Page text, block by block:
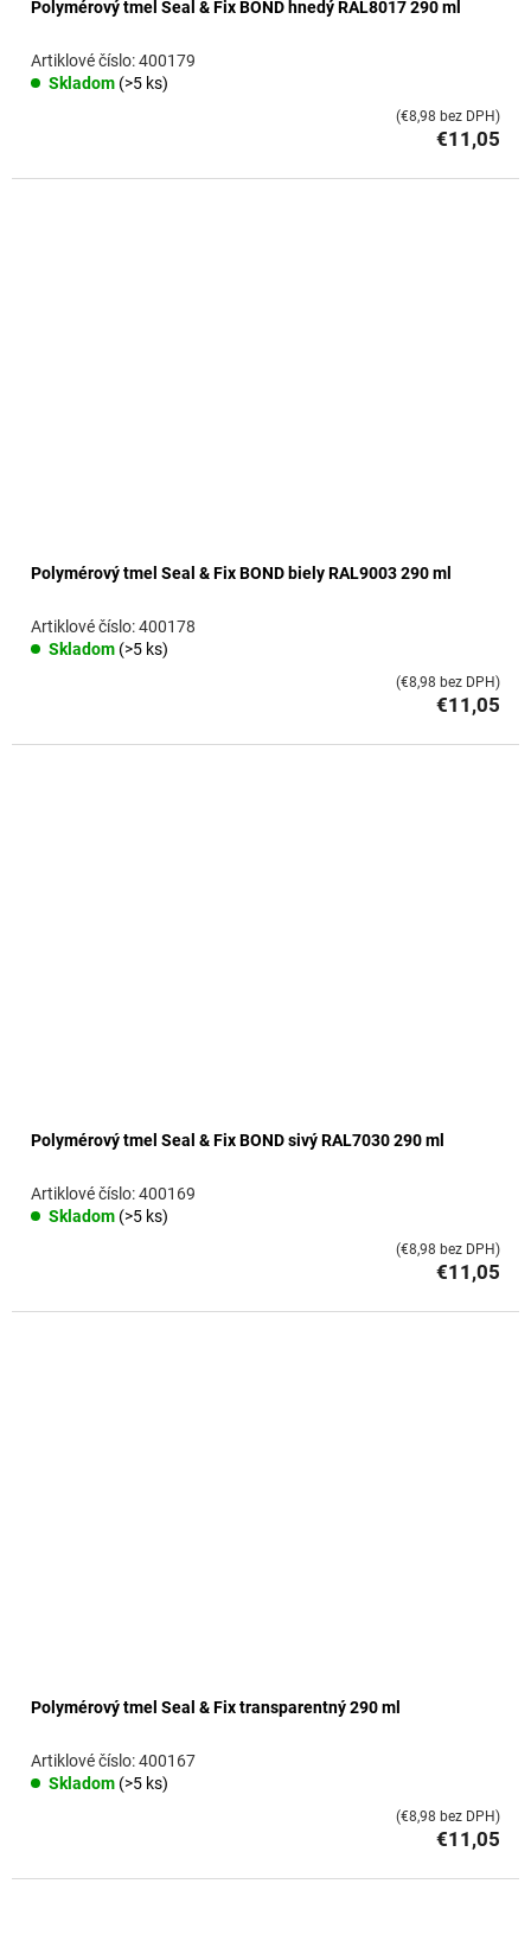
Polymérový tmel Seal & Fix BOND hnedý RAL8017 290 ml
Skladom (>5 ks)
400179
€11,05
(€8,98 bez DPH)
Polymérový tmel Seal & Fix BOND biely RAL9003 290 ml
Skladom (>5 ks)
400178
€11,05
(€8,98 bez DPH)
Polymérový tmel Seal & Fix BOND sivý RAL7030 290 ml
Skladom (>5 ks)
400169
€11,05
(€8,98 bez DPH)
Polymérový tmel Seal & Fix transparentný 290 ml
Skladom (>5 ks)
400167
€11,05
(€8,98 bez DPH)